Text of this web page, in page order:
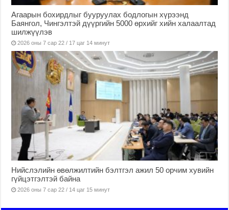
Агаарын бохирдлыг бууруулах бодлогын хүрээнд
Баянгол, Чингэлтэй дүүргийн 5000 өрхийг хийн халаалтад
шилжүүлэв
2026 оны 7 сар 22 / 17 цаг 14 минут
Нийслэлийн өвөлжилтийн бэлтгэл ажил 50 орчим хувийн
гүйцэтгэлтэй байна
2026 оны 7 сар 22 / 14 цаг 15 минут